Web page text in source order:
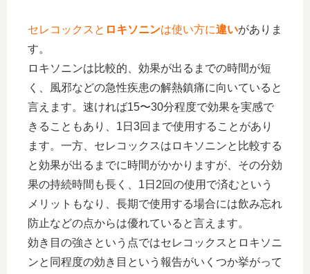
セレコックスと ロキソニンは使い方に違いがありま
す。
ロキソニンは比較的、効果が出るまでの時間が短
く、風邪などの急性疾患の解熱鎮痛に向いていると
言えます。速ければ15〜30分程度で効果を実感で
きることもあり、1日3回まで使用することがあり
ます。一方、セレコックスはロキソニンと比較する
と効果が出るまでに時間がかかりますが、その分効
果の持続時間も長く、1日2回の使用で済むという
メリットもなり、長期で使用する場合には飲み忘れ
防止などの点からは優れていると言えます。
効き目の強さという点ではセレコックスとロキソニ
ンと同程度の効き目という報告がいくつか挙がって